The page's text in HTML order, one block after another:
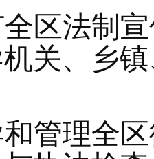
区法制
关、乡
管理全